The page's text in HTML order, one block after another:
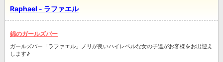
Raphael - ラファエル
錦のガールズバー
ガールズバー「ラファエル」ノリが良いハイレベルな女の子達がお客様をお出迎え
します♪